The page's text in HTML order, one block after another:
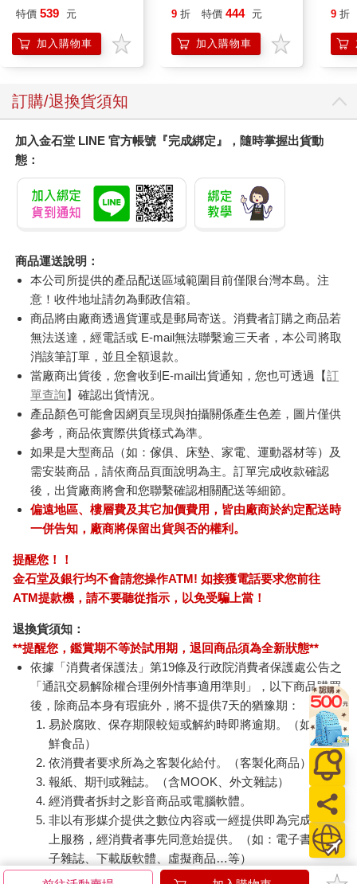
IMCMB01LB
特價 539 元
加入購物車
Stories in 1 Book.
9 折 特價 444 元
加入購物車
9 折
訂購/退換貨須知
加入金石堂 LINE 官方帳號『完成綁定』，隨時掌握出貨動
態：
商品運送說明：
本公司所提供的產品配送區域範圍目前僅限台灣本島。注
意！收件地址請勿為郵政信箱。
商品將由廠商透過貨運或是郵局寄送。消費者訂購之商品若
無法送達，經電話或 E-mail無法聯繫逾三天者，本公司將取
消該筆訂單，並且全額退款。
當廠商出貨後，您會收到E-mail出貨通知，您也可透過【訂
單查詢】確認出貨情況。
產品顏色可能會因網頁呈現與拍攝關係產生色差，圖片僅供
參考，商品依實際供貨樣式為準。
如果是大型商品（如：傢俱、床墊、家電、運動器材等）及
需安裝商品，請依商品頁面說明為主。訂單完成收款確認
後，出貨廠商將會和您聯繫確認相關配送等細節。
偏遠地區、樓層費及其它加價費用，皆由廠商於約定配送時
一併告知，廠商將保留出貨與否的權利。
提醒您！！
金石堂及銀行均不會請您操作ATM! 如接獲電話要求您前往
ATM提款機，請不要聽從指示，以免受騙上當！
退換貨須知：
**提醒您，鑑賞期不等於試用期，退回商品須為全新狀態**
依據「消費者保護法」第19條及行政院消費者保護處公告之
「通訊交易解除權合理例外情事適用準則」，以下商品購買
後，除商品本身有瑕疵外，將不提供7天的猶豫期：
易於腐敗、保存期限較短或解約時即將逾期。（如：生
鮮食品）
依消費者要求所為之客製化給付。（客製化商品）
報紙、期刊或雜誌。（含MOOK、外文雜誌）
經消費者拆封之影音商品或電腦軟體。
非以有形媒介提供之數位內容或一經提供即為完成之線
上服務，經消費者事先同意始提供。（如：電子書、電
子雜誌、下載版軟體、虛擬商品…等）
已拆封之個人衛生用品。（如：內衣褲、刮鬍刀、除毛